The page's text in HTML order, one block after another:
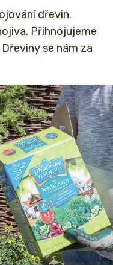
dřevin.
Přihnojujeme
se nám za